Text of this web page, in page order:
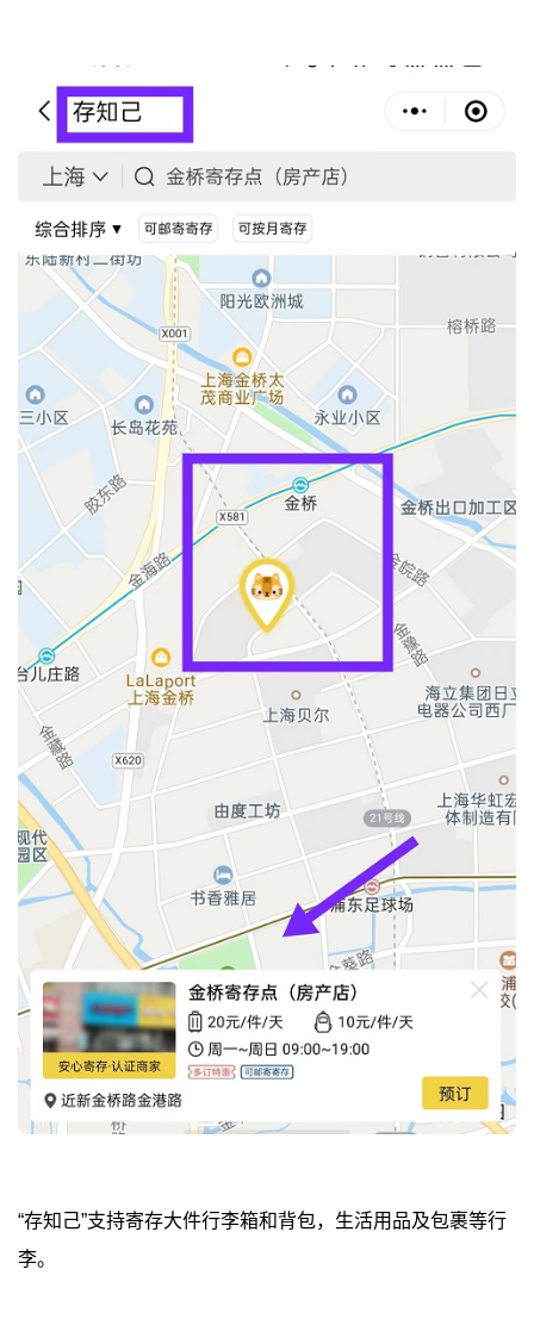
“存知己”支持寄存大件行李箱和背包，生活用品及包裹等行
李。